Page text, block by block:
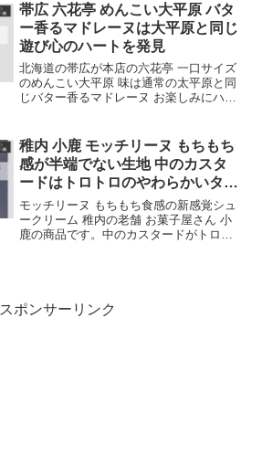
帯広 六花亭 めんこい大平原 バタ
ー香るマドレーヌは大平原と同じ
遊び心のハートを発見
北海道の帯広が本店の六花亭 一口サイズ
のめんこい大平原 味は通常の太平原と同
じバター香るマドレーヌ お楽しみにハー
い。
稚内 小鹿 モッチリーヌ もちもち
感が半端でない生地 中のカスタ
ードはトロトロのやわらかいタイ
プ
モッチリーヌ もちもち食感の新感覚シュ
ークリーム 稚内の老舗 お菓子屋さん 小
鹿の商品です。中のカスタードがトロト
スポンサーリンク